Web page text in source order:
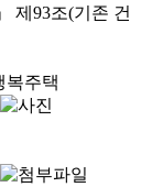
제93조(기존 건
복주택